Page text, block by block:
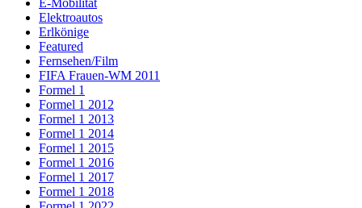
Elektroautos
Erlkönige
Featured
Fernsehen/Film
FIFA Frauen-WM 2011
Formel 1
Formel 1 2012
Formel 1 2013
Formel 1 2014
Formel 1 2015
Formel 1 2016
Formel 1 2017
Formel 1 2018